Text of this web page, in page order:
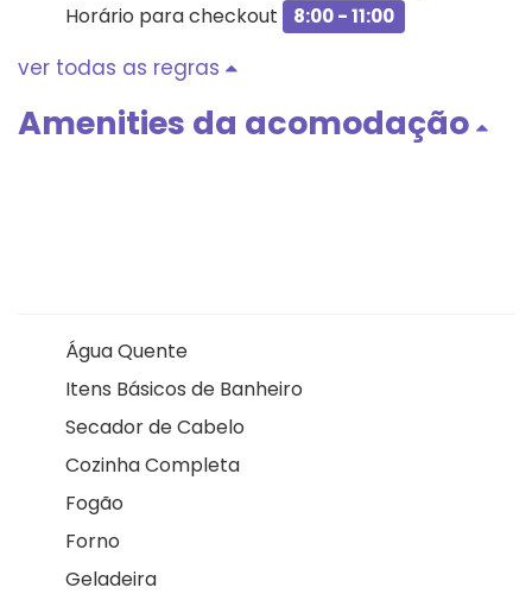
Horário para checkout 8:00 - 11:00
ver todas as regras
Amenities da acomodação
Água Quente
Itens Básicos de Banheiro
Secador de Cabelo
Cozinha Completa
Fogão
Forno
Geladeira